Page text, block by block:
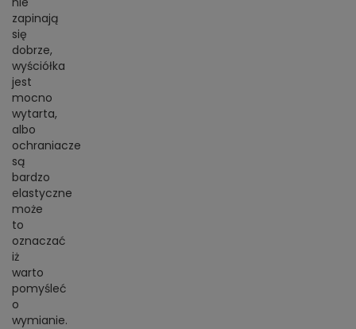
zapinają
się
dobrze,
wyściółka
jest
mocno
wytarta,
albo
ochraniacze
są
bardzo
elastyczne
może
to
oznaczać
iż
warto
pomyśleć
o
wymianie.